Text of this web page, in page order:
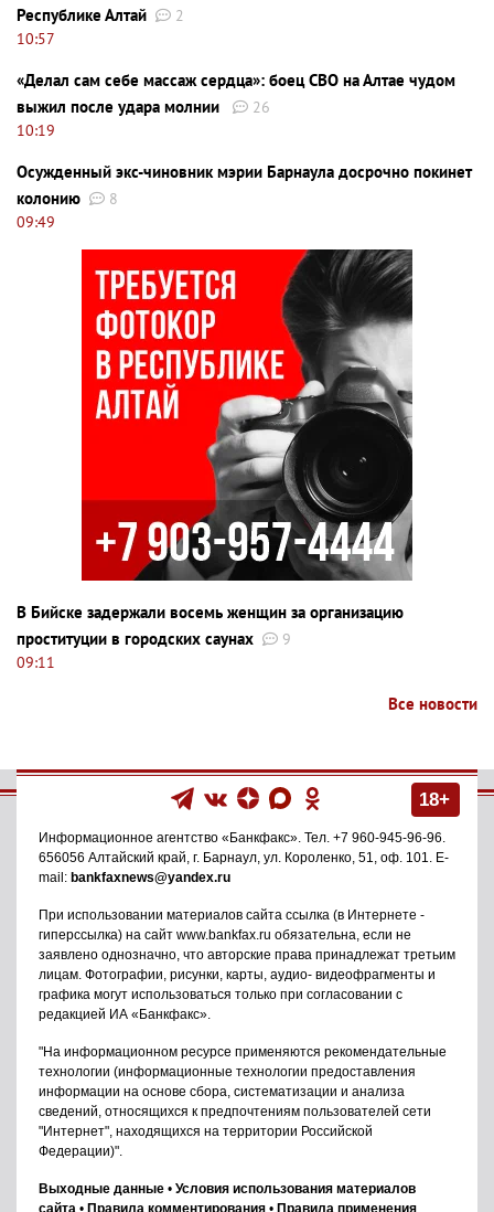
Республике Алтай
2
10:57
«Делал сам себе массаж сердца»: боец СВО на Алтае чудом
выжил после удара молнии
26
10:19
Осужденный экс-чиновник мэрии Барнаула досрочно покинет
колонию
8
09:49
В Бийске задержали восемь женщин за организацию
проституции в городских саунах
9
09:11
Все новости
18+
Информационное агентство «Банкфакс» . Тел. +7 960-945-96-96
656056 Алтайский край, г. Барнаул ул. Короленко, 51, оф. 101
. E-
mail: bankfaxnews@yandex.ru
При использовании материалов сайта ссылка (в Интернете -
гиперссылка) на сайт www.bankfax.ru обязательна, если не
заявлено однозначно, что авторские права принадлежат третьим
лицам. Фотографии, рисунки, карты, аудио- видеофрагменты и
графика могут использоваться только при согласовании с
редакцией ИА «Банкфакс».
"На информационном ресурсе применяются рекомендательные
технологии (информационные технологии предоставления
информации на основе сбора, систематизации и анализа
сведений, относящихся к предпочтениям пользователей сети
"Интернет", находящихся на территории Российской
Федерации)".
Выходные данные • Условия использования материалов
сайта • Правила комментирования • Правила применения